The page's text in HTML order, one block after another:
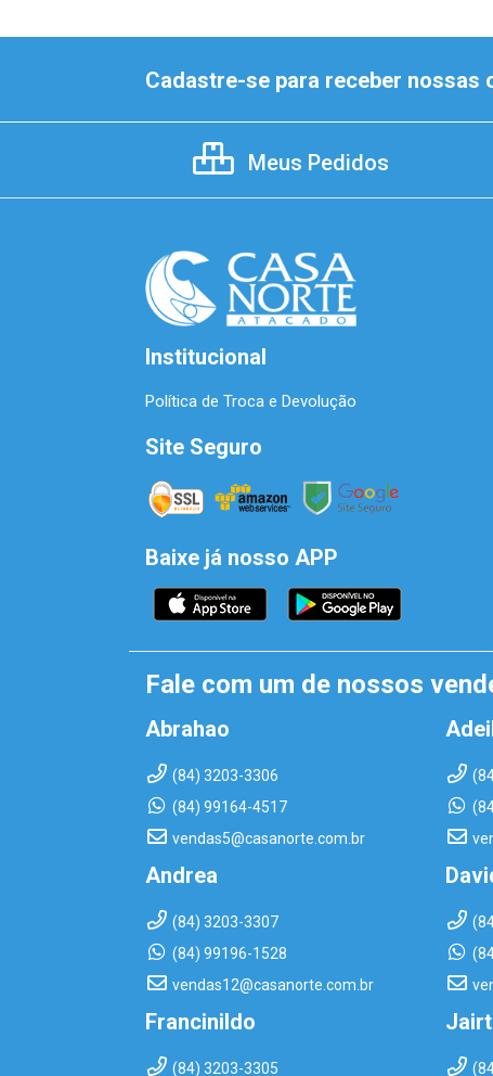
Cadastre-se para receber nossas
Meus Pedidos
Institucional
Política de Troca e Devolução
Site Seguro
Baixe já nosso APP
Fale com um de nossos
Abrahao
(84) 3203-3306
(84) 99164-4517
vendas5@casanorte.com.br
Andrea
(84) 3203-3307
(84) 99196-1528
vendas12@casanorte.com.br
Francinildo
(84) 3203-3305